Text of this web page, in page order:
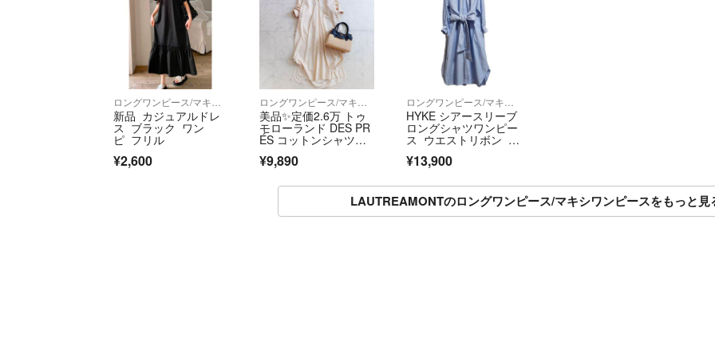
新品 カジュアルドレ
ス ブラック ワン
ピ フリル
¥2,600
美品✨定価2.6万 トゥ
モローランド DES PR
ÉS コットンシャツワ
¥9,890
HYKE シアースリーブ
ロングシャツワンピー
ス ウエストリボン ブ
¥13,900
LAUTREAMONTのロングワンピース/マキシワンピースをもっと見